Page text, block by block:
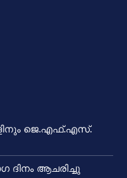
ജെ.എഫ്.എസ്.
ദിനം ആചരിച്ചു